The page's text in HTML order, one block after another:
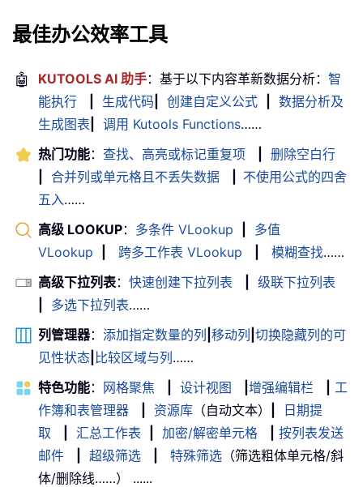
最佳办公效率工具
🤖 KUTOOLS AI 助手：基于以下内容革新数据分析： 智
能执行
生成代码 创建自定义公式
数据分析及
生成图表
调用 Kutools Functions……
热门功能： 查找、高亮或标记重复项
删除空白行
合并列或单元格且不丢失数据
不使用公式的四舍
五入……
高级 LOOKUP： 多条件 VLookup
多值
VLookup
跨多工作表 VLookup 模糊查找……
高级下拉列表： 快速创建下拉列表
级联下拉列表
多选下拉列表……
列管理器： 添加指定数量的列 移动列 切换隐藏列的可
见性状态 比较区域与列……
特色功能： 网格聚焦 设计视图 增强编辑栏
工
作簿和表管理器
资源库 （自动文本）
日期提
取
汇总工作表 加密/解密单元格
按列表发送
邮件
超级筛选 特殊筛选 （筛选粗体单元格/斜
体/删除线……） ......